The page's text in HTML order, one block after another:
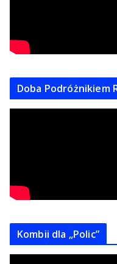
Doba Podróżnikiem
Kombii dla „Polic”